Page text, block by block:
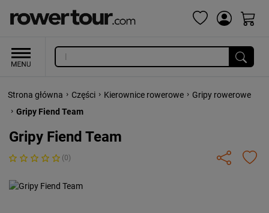
Strona główna › Części › Kierownice rowerowe › Gripy rowerowe
› Gripy Fiend Team
Gripy Fiend Team
(0)